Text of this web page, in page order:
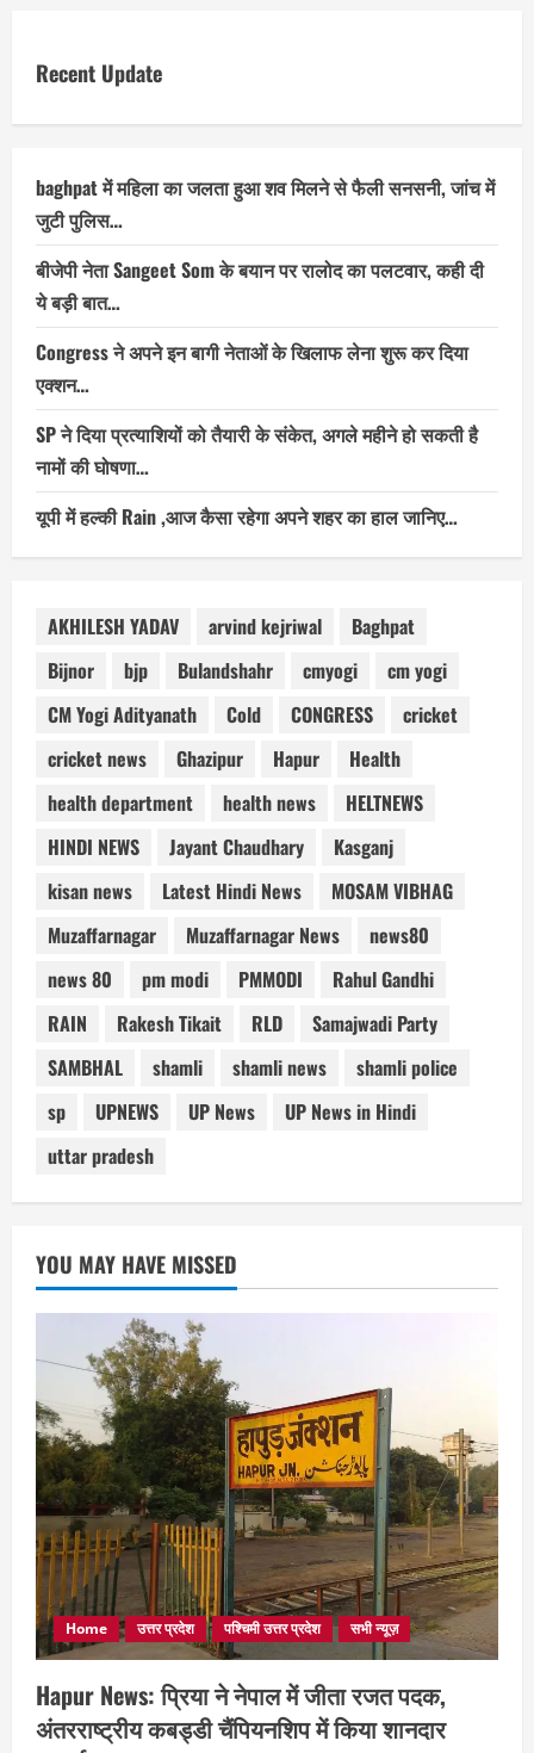
Recent Update
baghpat में महिला का जलता हुआ शव मिलने से फैली सनसनी, जांच में
जुटी पुलिस…
बीजेपी नेता Sangeet Som के बयान पर रालोद का पलटवार, कही दी
ये बड़ी बात…
Congress ने अपने इन बागी नेताओं के खिलाफ लेना शुरू कर दिया
एक्शन…
SP ने दिया प्रत्याशियों को तैयारी के संकेत, अगले महीने हो सकती है
नामों की घोषणा…
यूपी में हल्की Rain ,आज कैसा रहेगा अपने शहर का हाल जानिए…
AKHILESH YADAV arvind kejriwal
Baghpat
Bijnor
bjp Bulandshahr cmyogi
cm yogi
CM Yogi Adityanath
Cold CONGRESS
cricket
cricket news
Ghazipur Hapur
Health
health department
health news
HELTNEWS
HINDI NEWS
Jayant Chaudhary
Kasganj
kisan news
Latest Hindi News
MOSAM VIBHAG
Muzaffarnagar
Muzaffarnagar News
news80
news 80
pm modi PMMODI
Rahul Gandhi
RAIN
Rakesh Tikait RLD
Samajwadi Party
SAMBHAL
shamli shamli news
shamli police
sp
UPNEWS UP News
UP News in Hindi
uttar pradesh
YOU MAY HAVE MISSED
Home उत्तर प्रदेश पश्चिमी उत्तर प्रदेश सभी न्यूज़
Hapur News: प्रिया ने नेपाल में जीता रजत पदक,
अंतरराष्ट्रीय कबड्डी चैंपियनशिप में किया शानदार